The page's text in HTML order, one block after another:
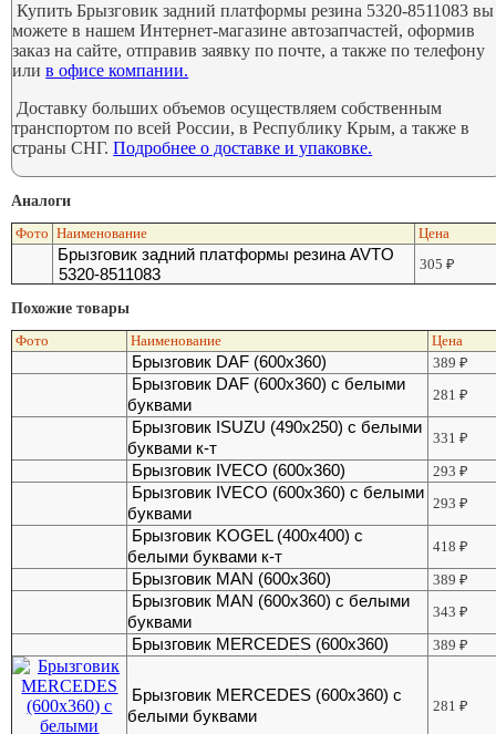
Купить Брызговик задний платформы резина 5320-8511083 вы
можете в нашем Интернет-магазине автозапчастей, оформив
заказ на сайте, отправив заявку по почте, а также по телефону
илив офисе компании.
Доставку больших объемов осуществляем собственным
транспортом по всей России, в Республику Крым, а также в
страны СНГ.Подробнее о доставке и упаковке.
Аналоги
Фото Наименование Цена
Брызговик задний платформы резина AVTO
5320-8511083
305₽
Похожие товары
Фото Наименование Цена
Брызговик DAF (600х360) 389₽
Брызговик DAF (600х360) с белыми
буквами
281₽
Брызговик ISUZU (490х250) с белыми
буквами к-т
331₽
Брызговик IVECO (600х360) 293₽
Брызговик IVECO (600х360) с белыми
буквами
293₽
Брызговик KOGEL (400х400) с
белыми буквами к-т
418₽
Брызговик MAN (600х360) 389₽
Брызговик MAN (600х360) с белыми
буквами
343₽
Брызговик MERCEDES (600х360) 389₽
Брызговик MERCEDES (600х360) с
белыми буквами
281₽